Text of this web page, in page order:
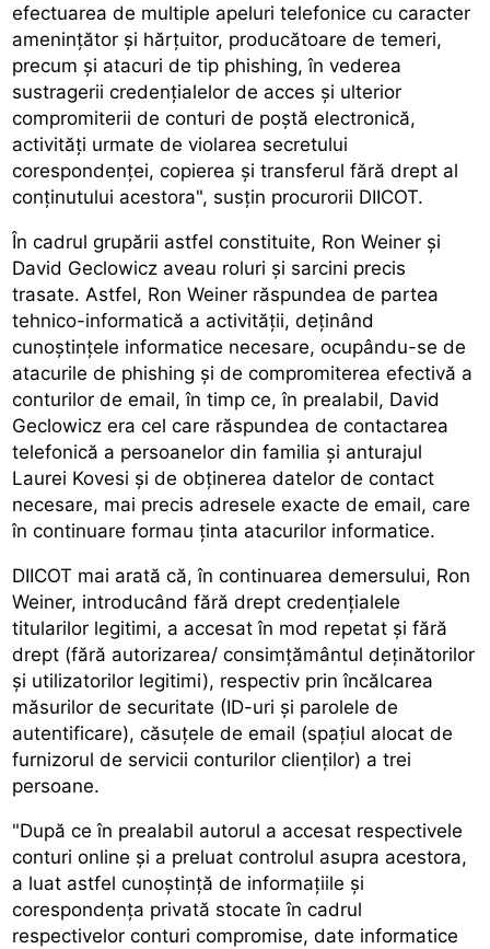
efectuarea de multiple apeluri telefonice cu caracter
amenințător și hărțuitor, producătoare de temeri,
precum și atacuri de tip phishing, în vederea
sustragerii credențialelor de acces și ulterior
compromiterii de conturi de poștă electronică,
activități urmate de violarea secretului
corespondenței, copierea și transferul fără drept al
conținutului acestora", susțin procurorii DIICOT.
În cadrul grupării astfel constituite, Ron Weiner și
David Geclowicz aveau roluri și sarcini precis
trasate. Astfel, Ron Weiner răspundea de partea
tehnico-informatică a activității, deținând
cunoștințele informatice necesare, ocupându-se de
atacurile de phishing și de compromiterea efectivă a
conturilor de email, în timp ce, în prealabil, David
Geclowicz era cel care răspundea de contactarea
telefonică a persoanelor din familia și anturajul
Laurei Kovesi și de obținerea datelor de contact
necesare, mai precis adresele exacte de email, care
în continuare formau ținta atacurilor informatice.
DIICOT mai arată că, în continuarea demersului, Ron
Weiner, introducând fără drept credențialele
titularilor legitimi, a accesat în mod repetat și fără
drept (fără autorizarea/ consimțământul deținătorilor
și utilizatorilor legitimi), respectiv prin încălcarea
măsurilor de securitate (ID-uri și parolele de
autentificare), căsuțele de email (spațiul alocat de
furnizorul de servicii conturilor clienților) a trei
persoane.
"După ce în prealabil autorul a accesat respectivele
conturi online și a preluat controlul asupra acestora,
a luat astfel cunoștință de informațiile și
corespondența privată stocate în cadrul
respectivelor conturi compromise, date informatice